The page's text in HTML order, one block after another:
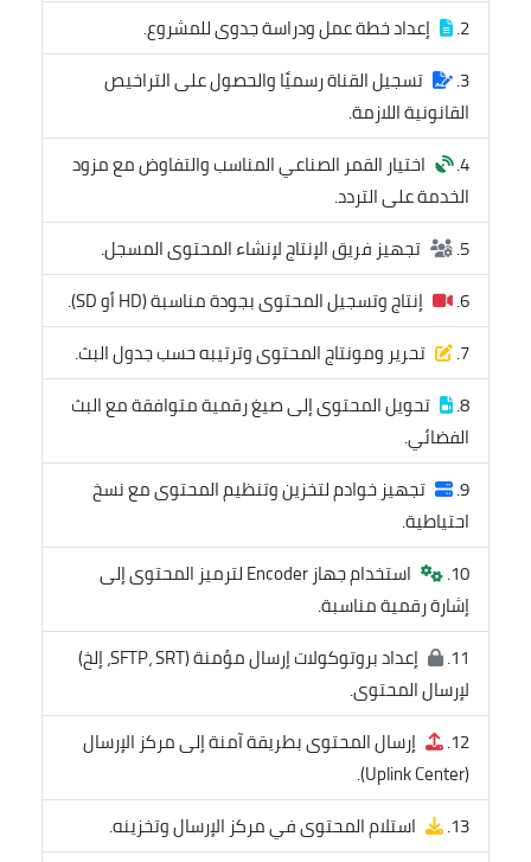
إعداد خطة عمل ودراسة جدوى للمشروع.
تسجيل القناة رسميًا والحصول على التراخيص
القانونية اللازمة.
اختيار القمر الصناعي المناسب والتفاوض مع مزود
الخدمة على التردد.
تجهيز فريق الإنتاج لإنشاء المحتوى المسجل.
إنتاج وتسجيل المحتوى بجودة مناسبة (HD أو SD).
تحرير ومونتاج المحتوى وترتيبه حسب جدول البث.
تحويل المحتوى إلى صيغ رقمية متوافقة مع البث
الفضائي.
تجهيز خوادم لتخزين وتنظيم المحتوى مع نسخ
احتياطية.
استخدام جهاز Encoder لترميز المحتوى إلى
إشارة رقمية مناسبة.
إعداد بروتوكولات إرسال مؤمنة (SFTP، SRT، إلخ)
لإرسال المحتوى.
إرسال المحتوى بطريقة آمنة إلى مركز الإرسال
(Uplink Center).
استلام المحتوى في مركز الإرسال وتخزينه.